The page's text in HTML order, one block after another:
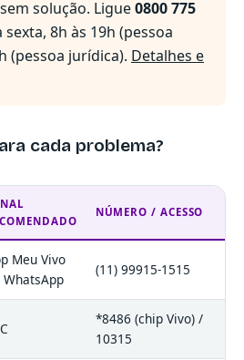
solução. Ligue0800 775
8h às 19h (pessoa
(pessoa jurídica). Detalhes e
cada problema?
NÚMERO / ACESSO
Meu Vivo
WhatsApp
(11) 99915-1515
*8486 (chip Vivo) /
10315